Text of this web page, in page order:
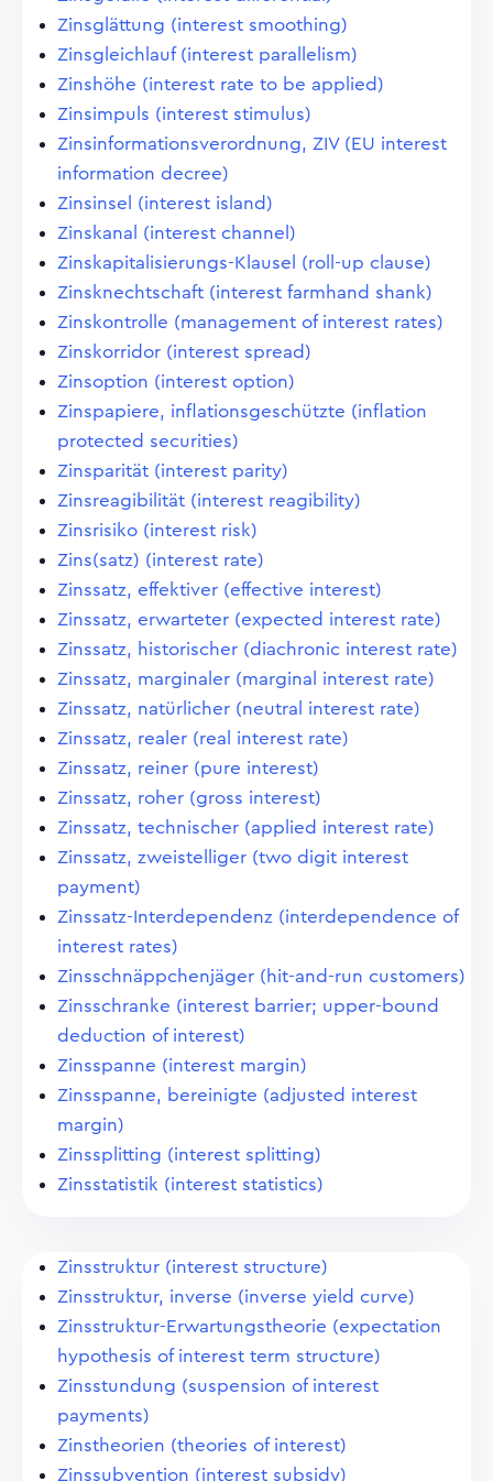
Zinsglättung (interest smoothing)
Zinsgleichlauf (interest parallelism)
Zinshöhe (interest rate to be applied)
Zinsimpuls (interest stimulus)
Zinsinformationsverordnung, ZIV (EU interest
information decree)
Zinsinsel (interest island)
Zinskanal (interest channel)
Zinskapitalisierungs-Klausel (roll-up clause)
Zinsknechtschaft (interest farmhand shank)
Zinskontrolle (management of interest rates)
Zinskorridor (interest spread)
Zinsoption (interest option)
Zinspapiere, inflationsgeschützte (inflation
protected securities)
Zinsparität (interest parity)
Zinsreagibilität (interest reagibility)
Zinsrisiko (interest risk)
Zins(satz) (interest rate)
Zinssatz, effektiver (effective interest)
Zinssatz, erwarteter (expected interest rate)
Zinssatz, historischer (diachronic interest rate)
Zinssatz, marginaler (marginal interest rate)
Zinssatz, natürlicher (neutral interest rate)
Zinssatz, realer (real interest rate)
Zinssatz, reiner (pure interest)
Zinssatz, roher (gross interest)
Zinssatz, technischer (applied interest rate)
Zinssatz, zweistelliger (two digit interest
payment)
Zinssatz-Interdependenz (interdependence of
interest rates)
Zinsschnäppchenjäger (hit-and-run customers)
Zinsschranke (interest barrier; upper-bound
deduction of interest)
Zinsspanne (interest margin)
Zinsspanne, bereinigte (adjusted interest
margin)
Zinssplitting (interest splitting)
Zinsstatistik (interest statistics)
Zinsstruktur (interest structure)
Zinsstruktur, inverse (inverse yield curve)
Zinsstruktur-Erwartungstheorie (expectation
hypothesis of interest term structure)
Zinsstundung (suspension of interest
payments)
Zinstheorien (theories of interest)
Zinssubvention (interest subsidy)